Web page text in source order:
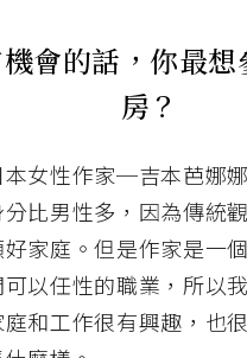
會的話，你最
房？
本女性作家─吉本芭娜
比男性多，因為傳統
家庭。但是作家是一
以任性的職業，所以
和工作很有興趣，也